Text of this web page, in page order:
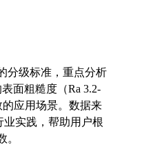
分级标准，重点分析
面粗糙度（Ra 3.2-
应用场景。数据来
业实践，帮助用户根
。